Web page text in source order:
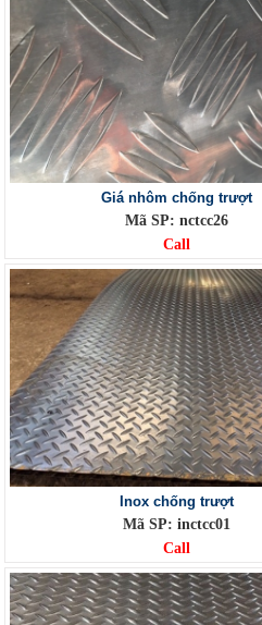
Giá nhôm chống trượt
Mã SP: nctcc26
Call
Inox chống trượt
Mã SP: inctcc01
Call